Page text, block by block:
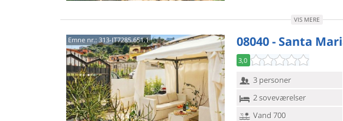
VIS MERE
Emne nr.: 313-IT7285.651.1 08040 - Santa
3,0
3 personer
2 soveværelser
Vand 700